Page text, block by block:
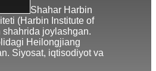
Shahar Harbin
(Harbin Institute of
joylashgan.
Heilongjiang
Siyosat, iqtisodiyot va